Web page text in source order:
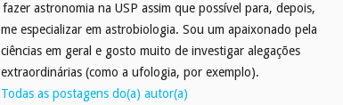
fazer astronomia na USP assim que possível para, depois,
me especializar em astrobiologia. Sou um apaixonado pela
ciências em geral e gosto muito de investigar alegações
extraordinárias (como a ufologia, por exemplo).
Todas as postagens do(a) autor(a)